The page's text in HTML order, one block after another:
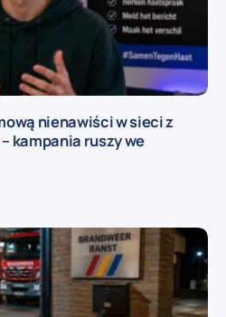
nienawiści w sieci z
kampania ruszy we